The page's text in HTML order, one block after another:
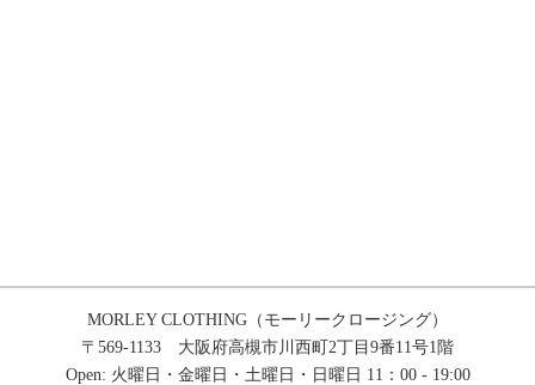
MORLEY CLOTHING（モーリークロージング）
〒569-1133 大阪府高槻市川西町2丁目9番11号1階
Open: 火曜日・金曜日・土曜日・日曜日 11：00 - 19:00